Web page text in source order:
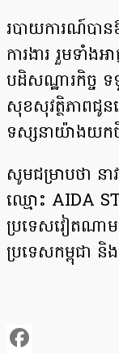
របាយការណ៍បាន
ការងារ រួមទាំងអ
បដិសណ្ឋារកិច្ច ទ
សុខសុវត្ថិភាពជូន
ទស្សនាយ៉ាងយក
សូមជម្រាបថា នា
ឈ្មោះ AIDA
ប្រទេសវៀតណា
ប្រទេសកម្ពុជា